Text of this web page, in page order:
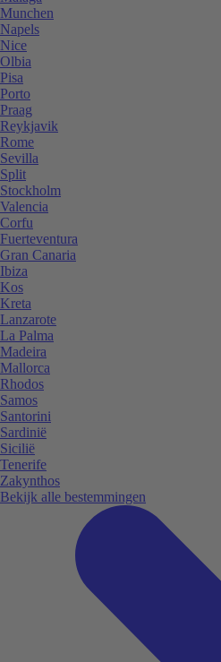
Munchen
Napels
Nice
Olbia
Pisa
Porto
Praag
Reykjavik
Rome
Sevilla
Split
Stockholm
Valencia
Corfu
Fuerteventura
Gran Canaria
Ibiza
Kos
Kreta
Lanzarote
La Palma
Madeira
Mallorca
Rhodos
Samos
Santorini
Sardinië
Sicilië
Tenerife
Zakynthos
Bekijk alle bestemmingen